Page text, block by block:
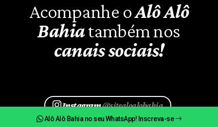
Alô Alô Bahia no seu WhatsApp! Inscreva-se
Acompanhe oAlô Alô
Bahiatambém nos
canais sociais!
Instagram@sitealoalobahia